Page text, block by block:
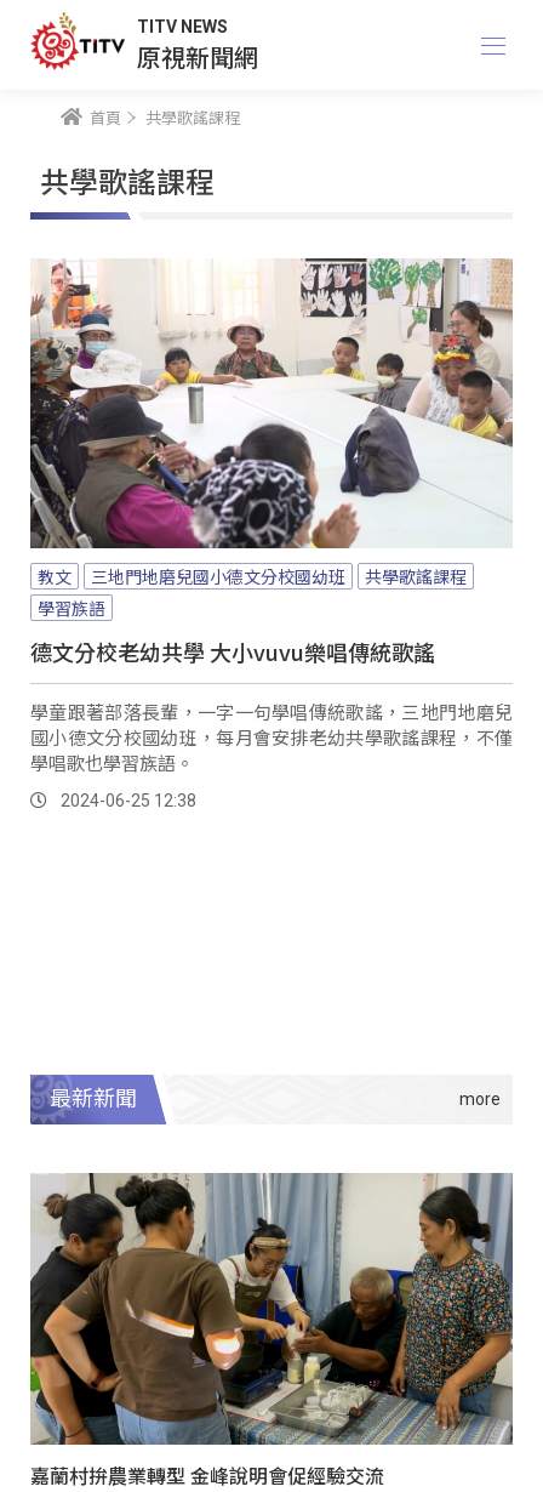
TITV NEWS
原視新聞網
首頁 共學歌謠課程
共學歌謠課程
教文 三地門地磨兒國小德文分校國幼班
共學歌謠課程
學習族語
德文分校老幼共學 大小vuvu樂唱傳統歌謠
學童跟著部落長輩，一字一句學唱傳統歌謠，三地門地磨兒
國小德文分校國幼班，每月會安排老幼共學歌謠課程，不僅
學唱歌也學習族語。
2024-06-25 12:38
最新新聞
嘉蘭村拚農業轉型 金峰說明會促經驗交流